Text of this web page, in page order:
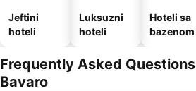
Jeftini
hoteli
Luksuzni
hoteli
Hoteli sa
bazenom
Frequently Asked
Bavaro